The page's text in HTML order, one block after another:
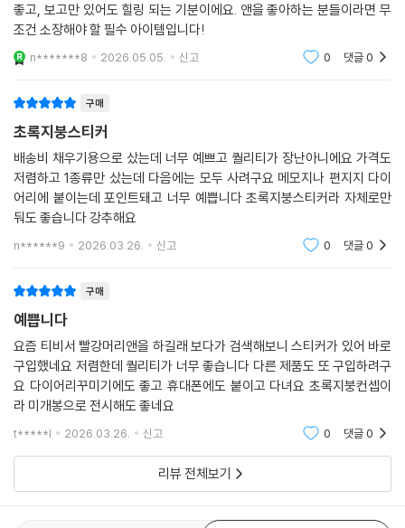
좋고, 보고만 있어도 힐링 되는 기분이에요. 앤을 좋아하는 분들이라면 무
조건 소장해야 할 필수 아이템입니다!
n*******8 2026.05.05. 신고 0 댓글0
구매
초록지붕스티커
배송비 채우기용으로 샀는데 너무 예쁘고 퀄리티가 장난아니에요 가격도
저렴하고 1종류만 샀는데 다음에는 모두 사려구요 메모지나 편지지 다이
어리에 붙이는데 포인트돼고 너무 예쁩니다 초록지붕스티커라 자체로만
둬도 좋습니다 강추해요
n******9 2026.03.26. 신고 0 댓글0
구매
예쁩니다
요즘 티비서 빨강머리앤을 하길래 보다가 검색해보니 스티커가 있어 바로
구입했네요 저렴한데 퀄리티가 너무 좋습니다 다른 제품도 또 구입하려구
요 다이어리꾸미기에도 좋고 휴대폰에도 붙이고 다녀요 초록지붕컨셉이
라 미개봉으로 전시해도 좋네요
t*****l 2026.03.26. 신고 0 댓글0
리뷰 전체보기